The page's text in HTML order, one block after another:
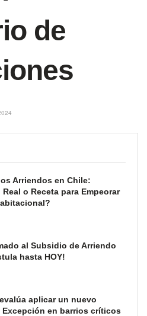
de
Arriendos en Chile:
o Receta para Empeorar
al Subsidio de Arriendo
hasta HOY!
aplicar un nuevo
Excepción en barrios críticos